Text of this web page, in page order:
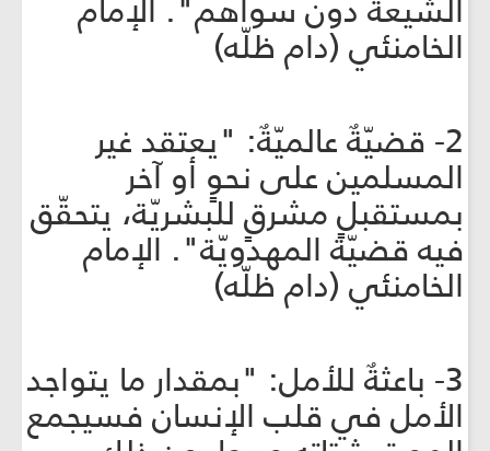
الشيعة دون سواهم". الإمام
الخامنئي (دام ظلّه)
2- قضيّةٌ عالميّةٌ: "يعتقد غير
المسلمين على نحوٍ أو آخر
بمستقبلٍ مشرقٍ للبشريّة، يتحقّق
فيه قضيّة المهدويّة". الإمام
الخامنئي (دام ظلّه)
3- باعثةٌ للأمل: "بمقدار ما يتواجد
الأمل في قلب الإنسان فسيجمع